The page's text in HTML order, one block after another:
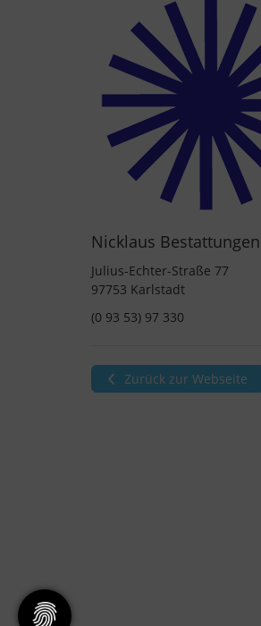
Nicklaus Bestattungen
Julius-Echter-Straße 77
97753 Karlstadt
(0 93 53) 97 330
Zurück zur Webseite